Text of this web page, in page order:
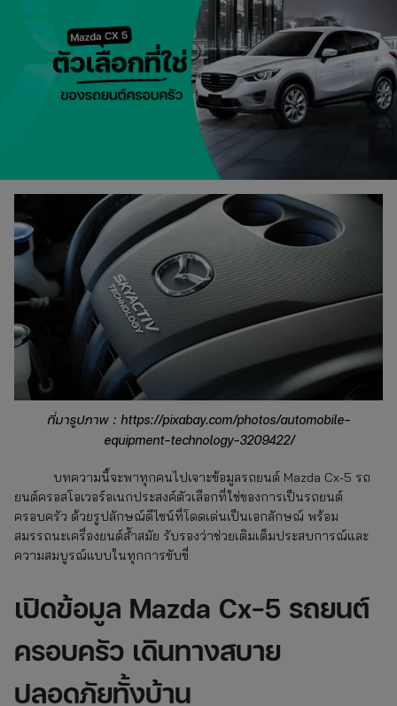
ที่มารูปภาพ : https://pixabay.com/photos/automobile-
equipment-technology-3209422/
บทความนี้จะพาทุกคนไปเจาะข้อมูลรถยนต์ Mazda Cx-5 รถ
ยนต์ครอสโอเวอร์อเนกประสงค์ตัวเลือกที่ใช่ของการเป็นรถยนต์
ครอบครัว ด้วยรูปลักษณ์ดีไซน์ที่โดดเด่นเป็นเอกลักษณ์ พร้อม
สมรรถนะเครื่องยนต์ล้ำสมัย รับรองว่าช่วยเติมเต็มประสบการณ์และ
ความสมบูรณ์แบบในทุกการขับขี่
เปิดข้อมูล Mazda Cx-5 รถยนต์
ครอบครัว เดินทางสบาย
ปลอดภัยทั้งบ้าน